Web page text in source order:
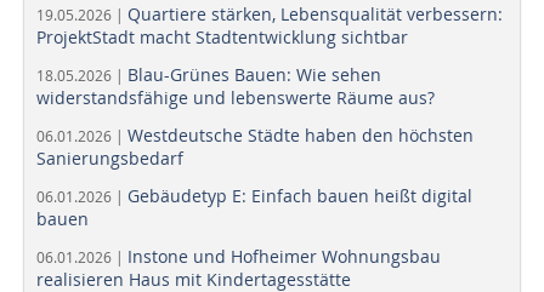
19.05.2026 | Quartiere stärken, Lebensqualität verbessern:
ProjektStadt macht Stadtentwicklung sichtbar
18.05.2026 | Blau-Grünes Bauen: Wie sehen
widerstandsfähige und lebenswerte Räume aus?
06.01.2026 | Westdeutsche Städte haben den höchsten
Sanierungsbedarf
06.01.2026 | Gebäudetyp E: Einfach bauen heißt digital
bauen
06.01.2026 | Instone und Hofheimer Wohnungsbau
realisieren Haus mit Kindertagesstätte